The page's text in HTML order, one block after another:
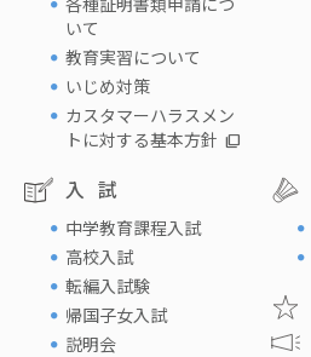
いて
教育実習について
いじめ対策
カスタマーハラスメン
トに対する基本方針
入試
中学教育課程入試
高校入試
転編入試験
帰国子女入試
説明会